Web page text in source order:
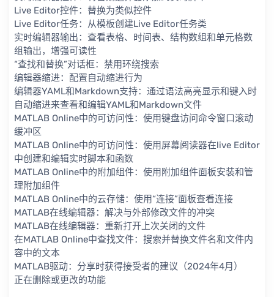
Live Editor控件：替换为类似控件
Live Editor任务：从模板创建Live Editor任务类
实时编辑器输出：查看表格、时间表、结构数组和单元格数
组输出，增强可读性
“查找和替换”对话框：禁用环绕搜索
编辑器缩进：配置自动缩进行为
编辑器YAML和Markdown支持：通过语法高亮显示和键入时
自动缩进来查看和编辑YAML和Markdown文件
MATLAB Online中的可访问性：使用键盘访问命令窗口滚动
缓冲区
MATLAB Online中的可访问性：使用屏幕阅读器在live Editor
中创建和编辑实时脚本和函数
MATLAB Online中的附加组件：使用附加组件面板安装和管
理附加组件
MATLAB Online中的云存储：使用“连接”面板查看连接
MATLAB在线编辑器：解决与外部修改文件的冲突
MATLAB在线编辑器：重新打开上次关闭的文件
在MATLAB Online中查找文件：搜索并替换文件名和文件内
容中的文本
MATLAB驱动：分享时获得接受者的建议（2024年4月）
正在删除或更改的功能